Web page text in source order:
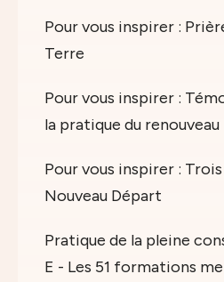
Pour vous inspirer :
Terre
Pour vous inspirer :
la pratique du renouveau
Pour vous inspirer :
Nouveau Départ
Pratique de la pleine
E - Les 51 formations